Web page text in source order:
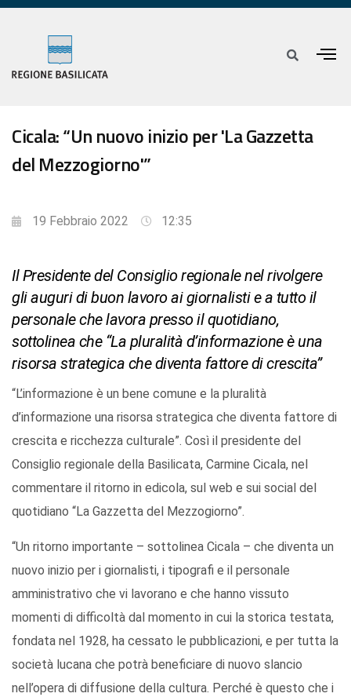
Cicala: “Un nuovo inizio per 'La Gazzetta
del Mezzogiorno'”
19 Febbraio 2022 12:35
Il Presidente del Consiglio regionale nel rivolgere
gli auguri di buon lavoro ai giornalisti e a tutto il
personale che lavora presso il quotidiano,
sottolinea che “La pluralità d’informazione è una
risorsa strategica che diventa fattore di crescita”
“L’informazione è un bene comune e la pluralità
d’informazione una risorsa strategica che diventa fattore di
crescita e ricchezza culturale”. Così il presidente del
Consiglio regionale della Basilicata, Carmine Cicala, nel
commentare il ritorno in edicola, sul web e sui social del
quotidiano “La Gazzetta del Mezzogiorno”.
“Un ritorno importante – sottolinea Cicala – che diventa un
nuovo inizio per i giornalisti, i tipografi e il personale
amministrativo che vi lavorano e che hanno vissuto
momenti di difficoltà dal momento in cui la storica testata,
fondata nel 1928, ha cessato le pubblicazioni, e per tutta la
società lucana che potrà beneficiare di nuovo slancio
nell’opera di diffusione della cultura. Perché è questo che i